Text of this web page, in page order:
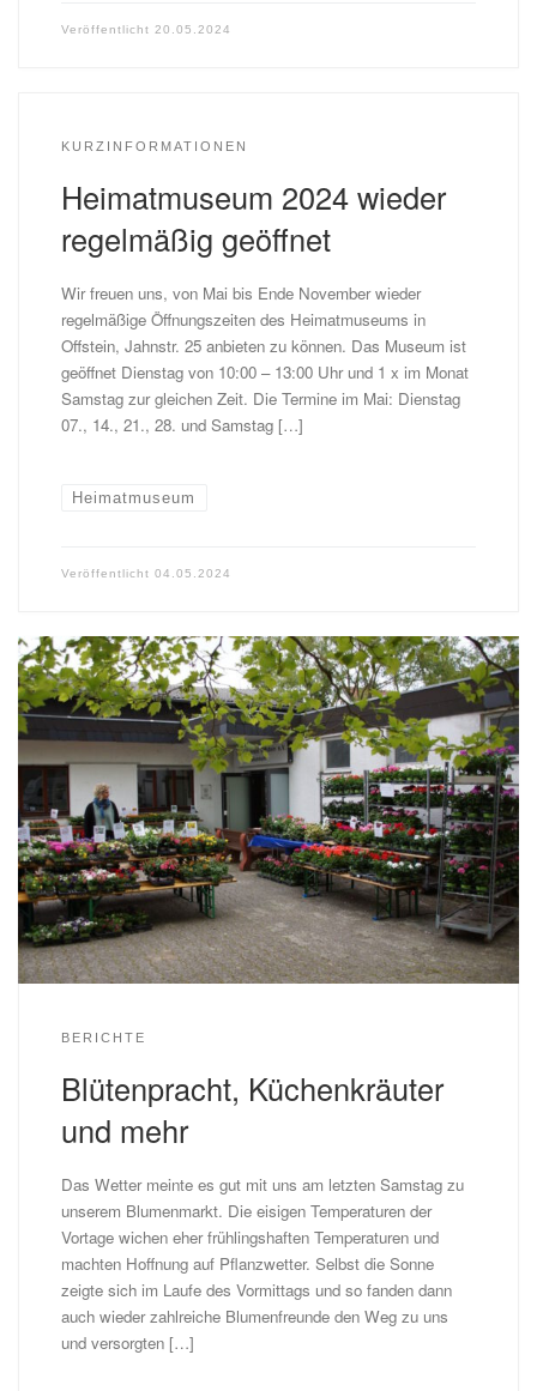
Veröffentlicht 20.05.2024
KURZINFORMATIONEN
Heimatmuseum 2024 wieder
regelmäßig geöffnet
Wir freuen uns, von Mai bis Ende November wieder
regelmäßige Öffnungszeiten des Heimatmuseums in
Offstein, Jahnstr. 25 anbieten zu können. Das Museum ist
geöffnet Dienstag von 10:00 – 13:00 Uhr und 1 x im Monat
Samstag zur gleichen Zeit. Die Termine im Mai: Dienstag
07., 14., 21., 28. und Samstag […]
Heimatmuseum
Veröffentlicht 04.05.2024
BERICHTE
Blütenpracht, Küchenkräuter
und mehr
Das Wetter meinte es gut mit uns am letzten Samstag zu
unserem Blumenmarkt. Die eisigen Temperaturen der
Vortage wichen eher frühlingshaften Temperaturen und
machten Hoffnung auf Pflanzwetter. Selbst die Sonne
zeigte sich im Laufe des Vormittags und so fanden dann
auch wieder zahlreiche Blumenfreunde den Weg zu uns
und versorgten […]